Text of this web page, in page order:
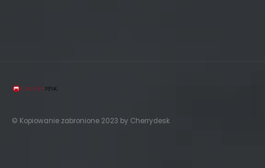
© Kopiowanie zabronione 2023 by Cherrydesk